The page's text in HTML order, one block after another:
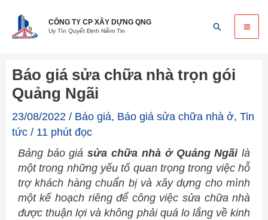
content
CÔNG TY CP XÂY DỰNG QNG
Uy Tín Quyết Định Niềm Tin Search
Báo giá sửa chữa nhà trọn gói
Quảng Ngãi
23/08/2022 / Báo giá, Báo giá sửa chữa nhà ở, Tin
tức/ 11 phút đọc
Bảng báo giásửa chữa nhà ở Quảng Ngãilà
một trong những yếu tố quan trọng trong việc hỗ
trợ khách hàng chuẩn bị và xây dựng cho mình
một kế hoạch riêng để công việc sửa chữa nhà
được thuận lợi và không phải quá lo lắng về kinh